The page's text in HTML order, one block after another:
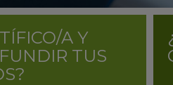
A Y
TUS